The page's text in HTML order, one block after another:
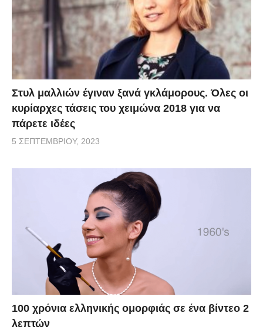
Στυλ μαλλιών έγιναν ξανά γκλάμορους. Όλες οι
κυρίαρχες τάσεις του χειμώνα 2018 για να
πάρετε ιδέες
5 ΣΕΠΤΕΜΒΡΊΟΥ, 2023
100 χρόνια ελληνικής ομορφιάς σε ένα βίντεο 2
λεπτών